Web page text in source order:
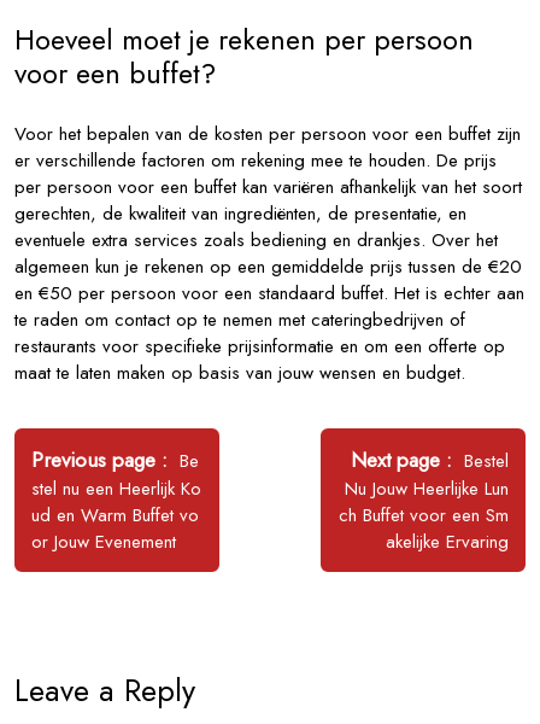
Hoeveel moet je rekenen per persoon
voor een buffet?
Voor het bepalen van de kosten per persoon voor een buffet zijn
er verschillende factoren om rekening mee te houden. De prijs
per persoon voor een buffet kan variëren afhankelijk van het soort
gerechten, de kwaliteit van ingrediënten, de presentatie, en
eventuele extra services zoals bediening en drankjes. Over het
algemeen kun je rekenen op een gemiddelde prijs tussen de €20
en €50 per persoon voor een standaard buffet. Het is echter aan
te raden om contact op te nemen met cateringbedrijven of
restaurants voor specifieke prijsinformatie en om een offerte op
maat te laten maken op basis van jouw wensen en budget.
Bericht
navigatie
Previous page
Older
Posts
Be
stel nu een Heerlijk Ko
ud en Warm Buffet vo
or Jouw Evenement
Next page
Newer
Posts
Bestel
Nu Jouw Heerlijke Lun
ch Buffet voor een Sm
akelijke Ervaring
Leave a Reply